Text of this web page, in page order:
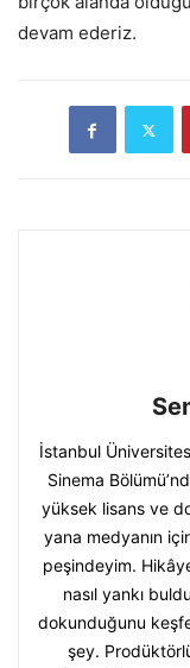
devam ederiz.
İstanbul
Sinema
yüksek lisans ve
yana medyanın
peşindeyim.
nasıl yankı
dokunduğunu
şey.